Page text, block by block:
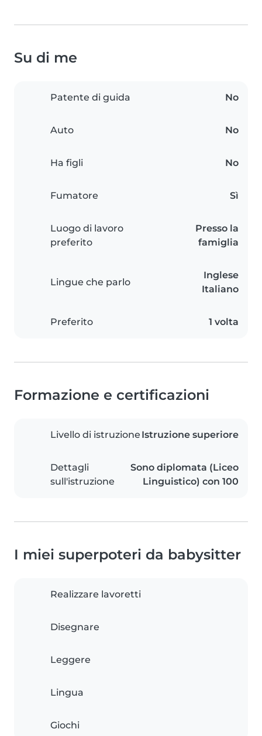
Su di me
Patente di guida No
Auto No
Ha figli No
Fumatore Sì
Luogo di lavoro
preferito
Presso la
famiglia
Lingue che parlo
Inglese
Italiano
Preferito 1 volta
Formazione e certificazioni
Livello di istruzione Istruzione superiore
Dettagli
sull'istruzione
Sono diplomata (Liceo
Linguistico) con 100
I miei superpoteri da babysitter
Realizzare lavoretti
Disegnare
Leggere
Lingua
Giochi